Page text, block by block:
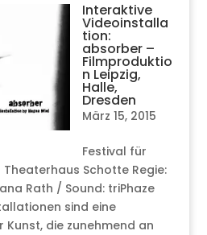
Interaktive
Videoinstalla
tion:
absorber –
Filmproduktio
n Leipzig,
Halle,
Dresden
März 15, 2015
Festival für
Schotte Regie:
Rath / Sound: triPhaze
sind eine
die zunehmend an